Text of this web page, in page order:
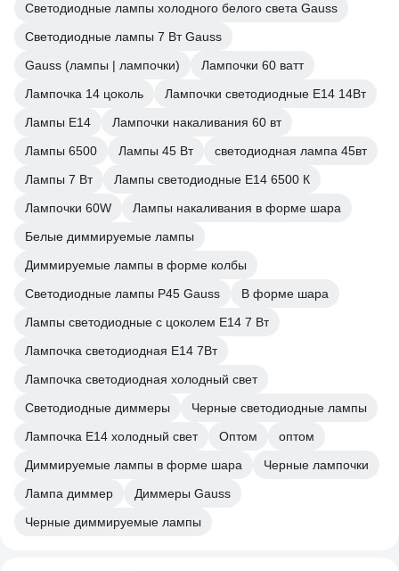
Светодиодные лампы холодного белого света Gauss
Светодиодные лампы 7 Вт Gauss
Gauss (лампы | лампочки)
Лампочки 60 ватт
Лампочка 14 цоколь
Лампочки светодиодные E14 14Вт
Лампы E14
Лампочки накаливания 60 вт
Лампы 6500
Лампы 45 Вт
светодиодная лампа 45вт
Лампы 7 Вт
Лампы светодиодные E14 6500 К
Лампочки 60W
Лампы накаливания в форме шара
Белые диммируемые лампы
Диммируемые лампы в форме колбы
Светодиодные лампы P45 Gauss
В форме шара
Лампы светодиодные с цоколем E14 7 Вт
Лампочка светодиодная E14 7Вт
Лампочка светодиодная холодный свет
Светодиодные диммеры
Черные светодиодные лампы
Лампочка E14 холодный свет
Оптом
оптом
Диммируемые лампы в форме шара
Черные лампочки
Лампа диммер
Диммеры Gauss
Черные диммируемые лампы